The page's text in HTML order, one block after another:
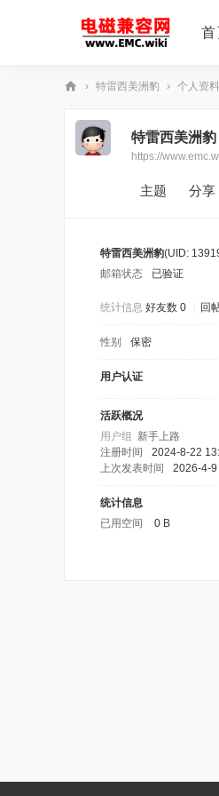
首
› 特雷西美洲豹 › 个人资料
特雷西美洲豹
https://
主题 分享
特雷西美洲豹(UID:
邮箱状态
已验证
统计信息 好友数 0 回
性别 保密
用户认证
活跃概况
用户组 新手上路
注册时间
2024-8-22
上次发表时间
2026-4-
统计信息
已用空间
0 B